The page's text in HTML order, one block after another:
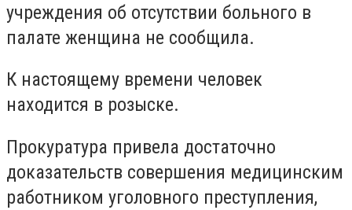
учреждения об отсутствии больного в
палате женщина не сообщила.
К настоящему времени человек
находится в розыске.
Прокуратура привела достаточно
доказательств совершения медицинским
работником уголовного преступления,